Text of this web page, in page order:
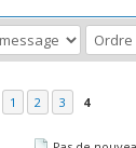
1 2 3 4